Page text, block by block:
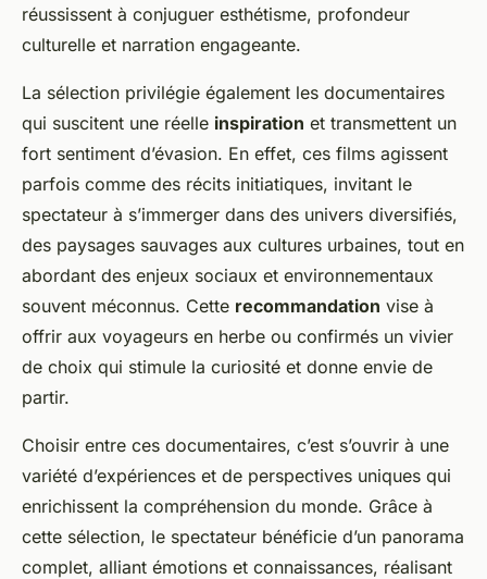
réussissent à conjuguer esthétisme, profondeur
culturelle et narration engageante.
La sélection privilégie également les documentaires
qui suscitent une réelle inspiration et transmettent un
fort sentiment d’évasion. En effet, ces films agissent
parfois comme des récits initiatiques, invitant le
spectateur à s’immerger dans des univers diversifiés,
des paysages sauvages aux cultures urbaines, tout en
abordant des enjeux sociaux et environnementaux
souvent méconnus. Cette recommandation vise à
offrir aux voyageurs en herbe ou confirmés un vivier
de choix qui stimule la curiosité et donne envie de
partir.
Choisir entre ces documentaires, c’est s’ouvrir à une
variété d’expériences et de perspectives uniques qui
enrichissent la compréhension du monde. Grâce à
cette sélection, le spectateur bénéficie d’un panorama
complet, alliant émotions et connaissances, réalisant